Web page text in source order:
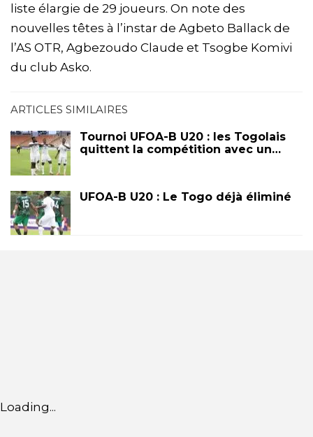
liste élargie de 29 joueurs. On note des
nouvelles têtes à l’instar de Agbeto Ballack de
l’AS OTR, Agbezoudo Claude et Tsogbe Komivi
du club Asko.
ARTICLES SIMILAIRES
Tournoi UFOA-B U20 : les Togolais
quittent la compétition avec un…
UFOA-B U20 : Le Togo déjà éliminé
Loading...